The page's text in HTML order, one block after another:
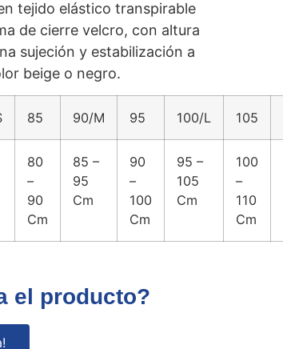
tejido elástico transpirable
de cierre velcro, con altura
sujeción y estabilización a
beige o negro.
85 90/M 95 100/L 105
80
–
90
Cm
85 –
95
Cm
90
–
100
Cm
95 –
105
Cm
100
–
110
Cm
el producto?